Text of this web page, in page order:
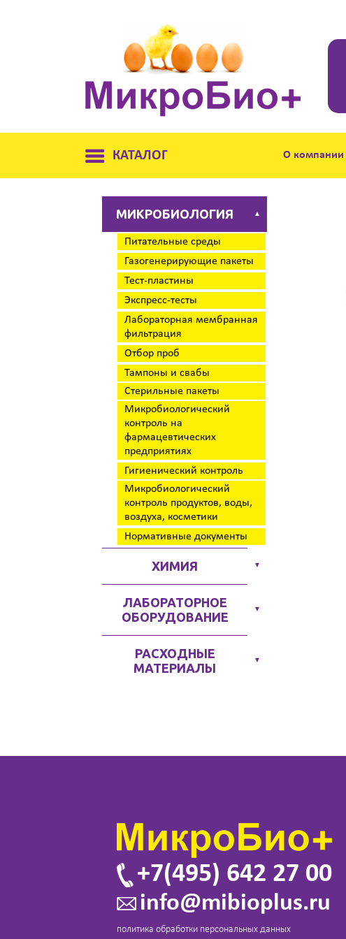
КАТАЛОГ О компании
МИКРОБИОЛОГИЯ ▲
Питательные среды
Газогенерирующие пакеты
Тест-пластины
Экспресс-тесты
Лабораторная мембранная
фильтрация
Отбор проб
Тампоны и свабы
Стерильные пакеты
Микробиологический
контроль на
фармацевтических
предприятиях
Гигиенический контроль
Микробиологический
контроль продуктов, воды,
воздуха, косметики
Нормативные документы
ХИМИЯ ▼
ЛАБОРАТОРНОЕ
ОБОРУДОВАНИЕ
▼
РАСХОДНЫЕ
МАТЕРИАЛЫ
▼
+7(495) 642 27 00
info@mibioplus.ru
политика обработки персональных данных